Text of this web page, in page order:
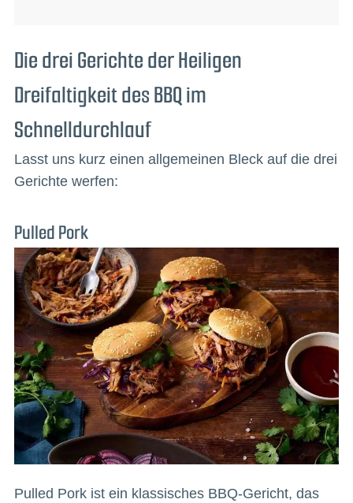
Die drei Gerichte der Heiligen
Dreifaltigkeit des BBQ im
Schnelldurchlauf
Lasst uns kurz einen allgemeinen Bleck auf die drei
Gerichte werfen:
Pulled Pork
Pulled Pork ist ein klassisches BBQ-Gericht, das